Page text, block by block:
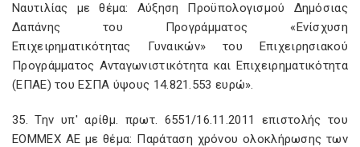
Ναυτιλίας με θέμα: Αύξηση Προϋπολογισμού Δημόσιας
Δαπάνης του Προγράμματος «Ενίσχυση
Επιχειρηματικότητας Γυναικών» του Επιχειρησιακού
Προγράμματος Ανταγωνιστικότητα και Επιχειρηματικότητα
(ΕΠΑΕ) του ΕΣΠΑ ύψους 14.821.553 ευρώ».
35. Την υπ' αρίθμ. πρωτ. 6551/16.11.2011 επιστολής του
ΕΟΜΜΕΧ ΑΕ με θέμα: Παράταση χρόνου ολοκλήρωσης των